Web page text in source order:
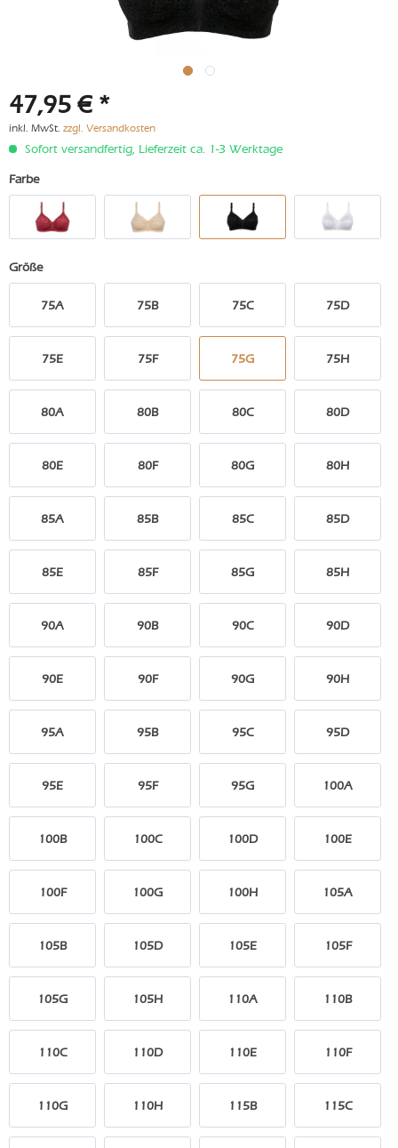
47,95 € *
inkl. MwSt. zzgl. Versandkosten
Sofort versandfertig, Lieferzeit ca. 1-3 Werktage
Farbe
Größe
75A 75B 75C 75D
75E 75F 75G 75H
80A 80B 80C 80D
80E 80F 80G 80H
85A 85B 85C 85D
85E 85F 85G 85H
90A 90B 90C 90D
90E 90F 90G 90H
95A 95B 95C 95D
95E 95F 95G 100A
100B 100C 100D 100E
100F 100G 100H 105A
105B 105D 105E 105F
105G 105H 110A 110B
110C 110D 110E 110F
110G 110H 115B 115C